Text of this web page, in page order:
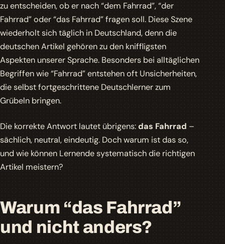
zu entscheiden, ob er nach“dem Fahrrad”,“der
Fahrrad”oder“das Fahrrad”fragen soll. Diese Szene
wiederholt sich täglich in Deutschland, denn die
deutschen Artikel gehören zu den kniffligsten
Aspekten unserer Sprache. Besonders bei alltäglichen
Begriffen wie “Fahrrad” entstehen oft Unsicherheiten,
die selbst fortgeschrittene Deutschlerner zum
Grübeln bringen.
Die korrekte Antwort lautet übrigens:das Fahrrad–
sächlich, neutral, eindeutig. Doch warum ist das so,
und wie können Lernende systematisch die richtigen
Artikel meistern?
Warum “das Fahrrad”
und nicht anders?